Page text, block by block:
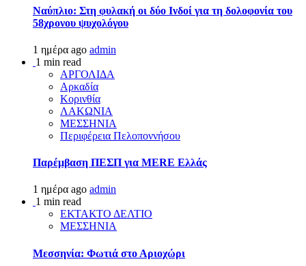
Ναύπλιο: Στη φυλακή οι δύο Ινδοί για τη δολοφονία του
58χρονου ψυχολόγου
1 ημέρα ago admin
1 min read
ΑΡΓΟΛΙΔΑ
Αρκαδία
Κορινθία
ΛΑΚΩΝΙΑ
ΜΕΣΣΗΝΙΑ
Περιφέρεια Πελοποννήσου
Παρέμβαση ΠΕΣΠ για MERE Ελλάς
1 ημέρα ago admin
1 min read
ΕΚΤΑΚΤΟ ΔΕΛΤΙΟ
ΜΕΣΣΗΝΙΑ
Μεσσηνία: Φωτιά στο Αριοχώρι